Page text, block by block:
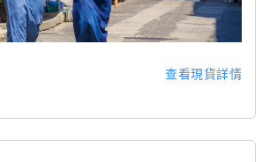
查看現貨詳情